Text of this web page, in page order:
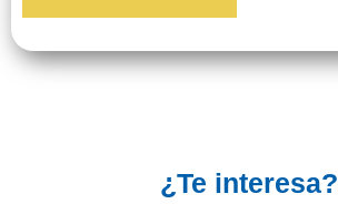
¿Te interesa?